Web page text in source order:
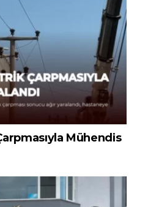
Mühendis